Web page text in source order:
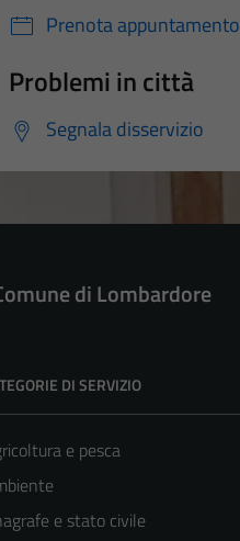
Prenota appuntamento
Problemi in città
Segnala disservizio
di Lombardore
DI SERVIZIO
e pesca
e stato civile